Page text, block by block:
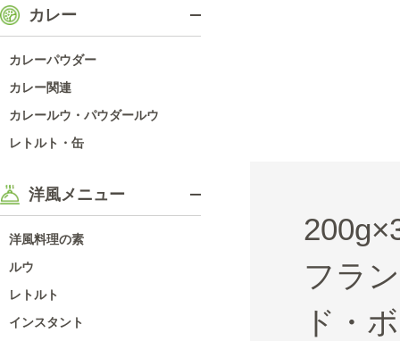
カレー
カレーパウダー
カレー関連
カレールウ・パウダールウ
レトルト・缶
洋風メニュー
洋風料理の素
ルウ
レトルト
インスタント
フラ
ド・